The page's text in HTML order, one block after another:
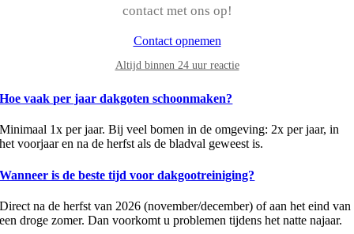
contact met ons op!
Contact opnemen
Altijd binnen 24 uur reactie
Hoe vaak per jaar dakgoten schoonmaken?
Minimaal 1x per jaar. Bij veel bomen in de omgeving: 2x per jaar, in
het voorjaar en na de herfst als de bladval geweest is.
Wanneer is de beste tijd voor dakgootreiniging?
Direct na de herfst van 2026 (november/december) of aan het eind van
een droge zomer. Dan voorkomt u problemen tijdens het natte najaar.